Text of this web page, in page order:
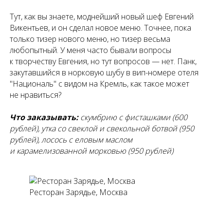
Тут, как вы знаете, моднейший новый шеф Евгений
Викентьев, и он сделал новое меню. Точнее, пока
только тизер нового меню, но тизер весьма
любопытный. У меня часто бывали вопросы
к творчеству Евгения, но тут вопросов — нет. Панк,
закутавшийся в норковую шубу в вип-номере отеля
"Националь" с видом на Кремль, как такое может
не нравиться?
Что заказывать:скумбрию с фисташками (600
рублей), утка со свеклой и свекольной ботвой (950
рублей), лосось с еловым маслом
и карамелизованной морковью (950 рублей)
Ресторан Зарядье, Москва